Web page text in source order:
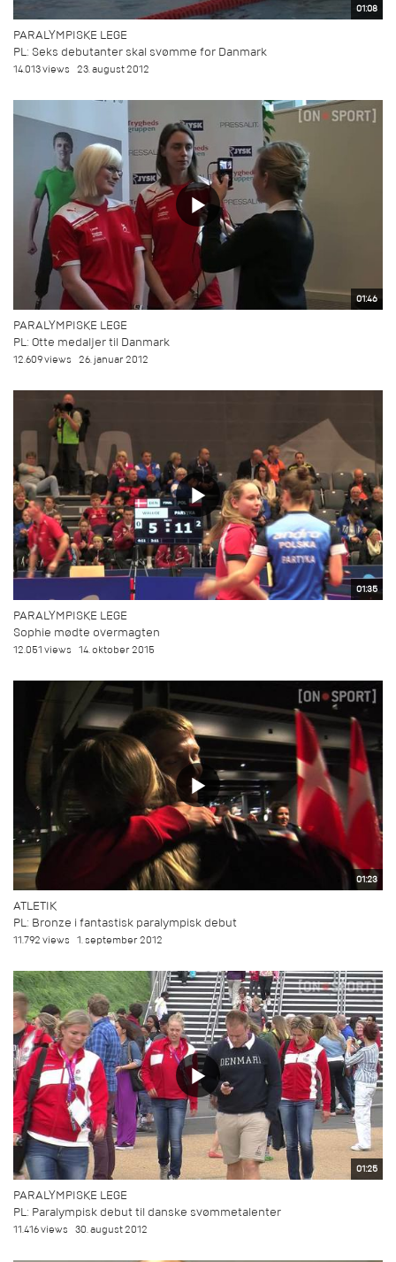
01:08
PARALYMPISKE LEGE
PL: Seks debutanter skal svømme for Danmark
14.013 views 23. august 2012
01:46
PARALYMPISKE LEGE
PL: Otte medaljer til Danmark
12.609 views 26. januar 2012
01:35
PARALYMPISKE LEGE
Sophie mødte overmagten
12.051 views 14. oktober 2015
01:23
ATLETIK
PL: Bronze i fantastisk paralympisk debut
11.792 views 1. september 2012
01:25
PARALYMPISKE LEGE
PL: Paralympisk debut til danske svømmetalenter
11.416 views 30. august 2012